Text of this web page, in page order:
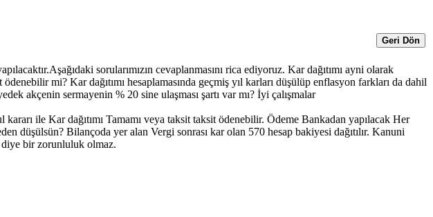
Geri Dön
sorularımızın cevaplanmasını rica ediyoruz. Kar dağıtımı ayni olarak
mi? Kar dağıtımı hesaplamasında geçmiş yıl karları düşülüp enflasyon farkları da dahil
akçenin sermayenin % 20 sine ulaşması şartı var mı? İyi çalışmalar
kararı ile Kar dağıtımı Tamamı veya taksit taksit ödenebilir. Ödeme Bankadan yapılacak Her
düşülsün? Bilançoda yer alan Vergi sonrası kar olan 570 hesap bakiyesi dağıtılır. Kanuni
diye bir zorunluluk olmaz.